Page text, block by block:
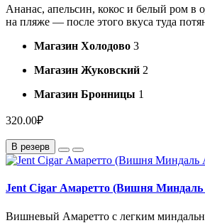
Ананас, апельсин, кокос и белый ром в
на пляже — после этого вкуса туда
Магазин Холодово 3
Магазин Жуковский 2
Магазин Бронницы 1
320.00₽
В резерв
Jent Cigar Амаретто (Вишня Миндаль
Вишневый Амаретто с легким